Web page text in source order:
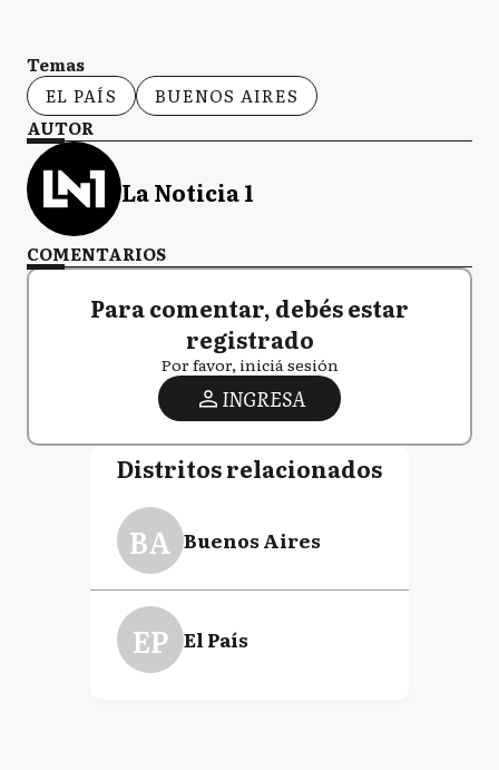
Temas
EL PAÍS
BUENOS AIRES
AUTOR
La Noticia 1
COMENTARIOS
Para comentar, debés estar
registrado
Por favor, iniciá sesión
INGRESA
Distritos relacionados
BA Buenos Aires
EP El País